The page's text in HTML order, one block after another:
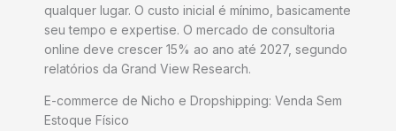
qualquer lugar. O custo inicial é mínimo, basicamente
seu tempo e expertise. O mercado de consultoria
online deve crescer 15% ao ano até 2027, segundo
relatórios da Grand View Research.
E-commerce de Nicho e Dropshipping: Venda Sem
Estoque Físico